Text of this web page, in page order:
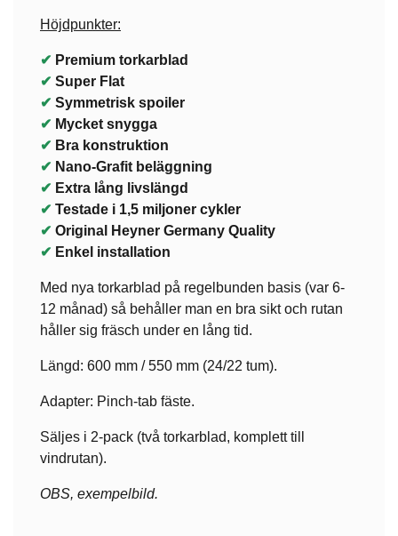
Höjdpunkter:
✔ Premium torkarblad
✔ Super Flat
✔ Symmetrisk spoiler
✔ Mycket snygga
✔ Bra konstruktion
✔ Nano-Grafit beläggning
✔ Extra lång livslängd
✔ Testade i 1,5 miljoner cykler
✔ Original Heyner Germany Quality
✔ Enkel installation
Med nya torkarblad på regelbunden basis (var 6-
12 månad) så behåller man en bra sikt och rutan
håller sig fräsch under en lång tid.
Längd: 600 mm / 550 mm (24/22 tum).
Adapter: Pinch-tab fäste.
Säljes i 2-pack (två torkarblad, komplett till
vindrutan).
OBS, exempelbild.